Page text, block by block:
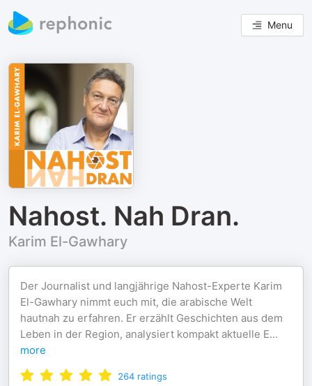
Menu
Nahost. Nah Dran.
Karim El-Gawhary
Der Journalist und langjährige Nahost-Experte Karim
El-Gawhary nimmt euch mit, die arabische Welt
hautnah zu erfahren. Er erzählt Geschichten aus dem
Leben in der Region, analysiert kompakt aktuelle E...
more
264 ratings